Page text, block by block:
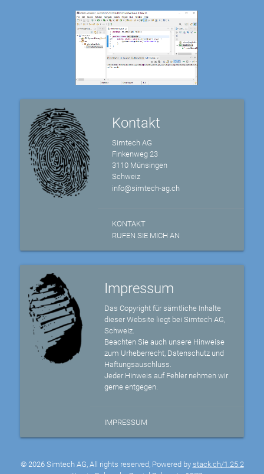
Kontakt
Simtech AG
Finkenweg 23
3110 Münsingen
Schweiz
info@simtech-ag.ch
KONTAKT
RUFEN SIE MICH AN
Impressum
Das Copyright für sämtliche Inhalte
dieser Website liegt bei Simtech AG,
Schweiz.
Beachten Sie auch unsere Hinweise
zum Urheberrecht, Datenschutz und
Haftungsauschluss.
Jeder Hinweis auf Fehler nehmen wir
gerne entgegen.
IMPRESSUM
© 2026 Simtech AG, All rights reserved, Powered by stack.ch/1.25.2